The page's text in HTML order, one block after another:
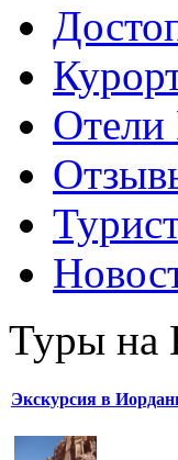
Отели
Туры на
Экскурсия в